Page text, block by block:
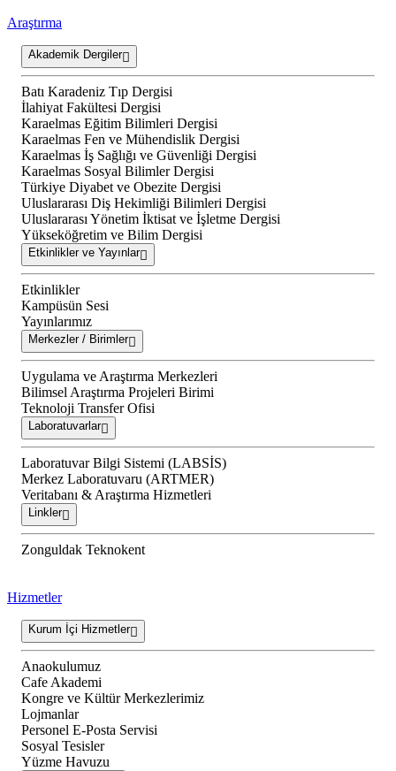
Araştırma
Akademik Dergiler
Batı Karadeniz Tıp Dergisi
İlahiyat Fakültesi Dergisi
Karaelmas Eğitim Bilimleri Dergisi
Karaelmas Fen ve Mühendislik Dergisi
Karaelmas İş Sağlığı ve Güvenliği Dergisi
Karaelmas Sosyal Bilimler Dergisi
Türkiye Diyabet ve Obezite Dergisi
Uluslararası Diş Hekimliği Bilimleri Dergisi
Uluslararası Yönetim İktisat ve İşletme Dergisi
Yükseköğretim ve Bilim Dergisi
Etkinlikler ve Yayınlar
Etkinlikler
Kampüsün Sesi
Yayınlarımız
Merkezler / Birimler
Uygulama ve Araştırma Merkezleri
Bilimsel Araştırma Projeleri Birimi
Teknoloji Transfer Ofisi
Laboratuvarlar
Laboratuvar Bilgi Sistemi (LABSİS)
Merkez Laboratuvaru (ARTMER)
Veritabanı & Araştırma Hizmetleri
Linkler
Zonguldak Teknokent
Hizmetler
Kurum İçi Hizmetler
Anaokulumuz
Cafe Akademi
Kongre ve Kültür Merkezlerimiz
Lojmanlar
Personel E-Posta Servisi
Sosyal Tesisler
Yüzme Havuzu